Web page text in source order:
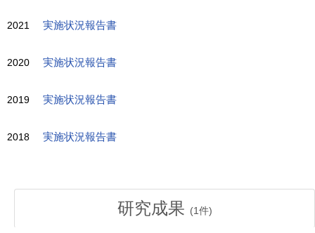
2021 実施状況報告書
2020 実施状況報告書
2019 実施状況報告書
2018 実施状況報告書
研究成果 (1件)